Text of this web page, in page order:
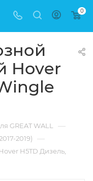
0
Hover
GREAT WALL —
2019) —
H5TD Дизель,